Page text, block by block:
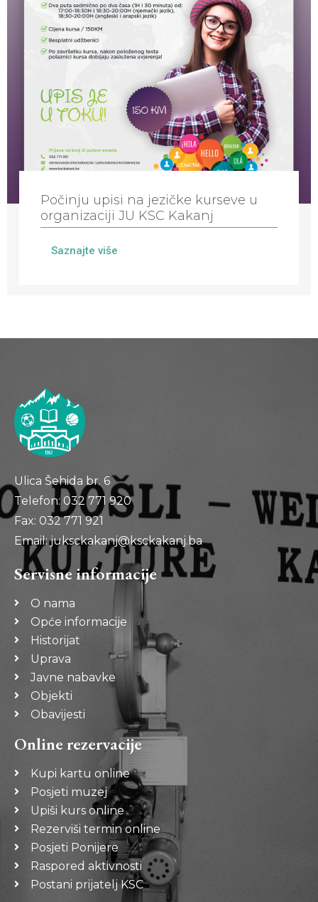
Počinju upisi na jezičke kurseve u
organizaciji JU KSC Kakanj
Saznajte više
Ulica Šehida br. 6
Telefon: 032 771 920
Fax: 032 771 921
Email: juksckakanj@ksckakanj.ba
Servisne informacije
O nama
Opće informacije
Historijat
Uprava
Javne nabavke
Objekti
Obavijesti
Online rezervacije
Kupi kartu online
Posjeti muzej
Upiši kurs online
Rezerviši termin online
Posjeti Ponijere
Raspored aktivnosti
Postani prijatelj KSC